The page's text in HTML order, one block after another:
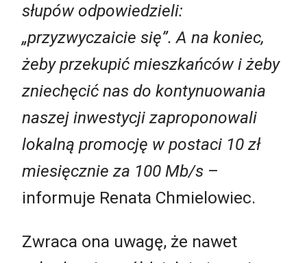
słupów odpowiedzieli:
„przyzwyczaicie się”. A na koniec,
żeby przekupić mieszkańców i żeby
zniechęcić nas do kontynuowania
naszej inwestycji zaproponowali
lokalną promocję w postaci 10 zł
miesięcznie za 100 Mb/s –
informuje Renata Chmielowiec.
Zwraca ona uwagę, że nawet